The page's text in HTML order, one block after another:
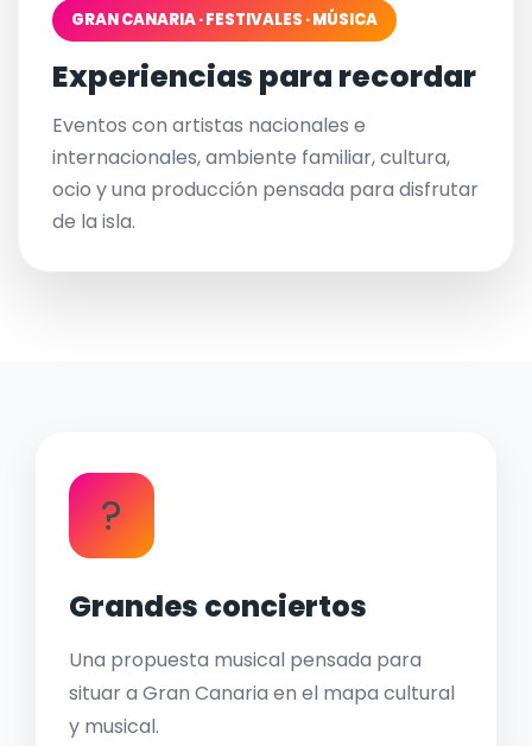
GRAN CANARIA · FESTIVALES · MÚSICA
Experiencias para recordar
Eventos con artistas nacionales e
internacionales, ambiente familiar, cultura,
ocio y una producción pensada para disfrutar
de la isla.
?
Grandes conciertos
Una propuesta musical pensada para
situar a Gran Canaria en el mapa cultural
y musical.